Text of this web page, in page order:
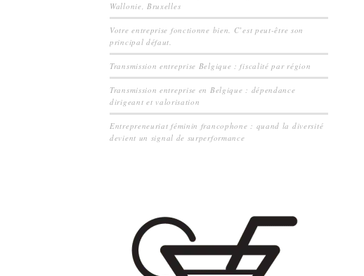
Wallonie, Bruxelles
Votre entreprise fonctionne bien. C’est peut-être son
principal défaut.
Transmission entreprise Belgique : fiscalité par région
Transmission entreprise en Belgique : dépendance
dirigeant et valorisation
Entrepreneuriat féminin francophone : quand la diversité
devient un signal de surperformance